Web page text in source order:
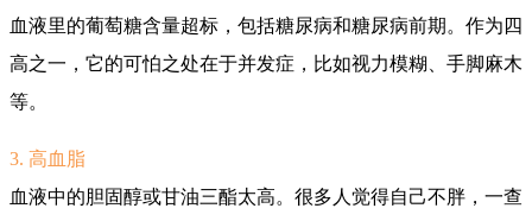
血液里的葡萄糖含量超标，包括糖尿病和糖尿病前期。作为四
高之一，它的可怕之处在于并发症，比如视力模糊、手脚麻木
等。
3. 高血脂
血液中的胆固醇或甘油三酯太高。很多人觉得自己不胖，一查